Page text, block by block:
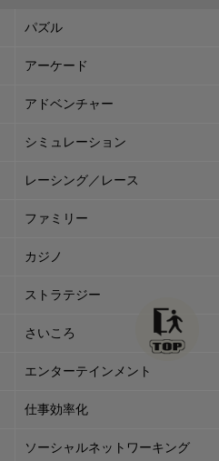
パズル
アーケード
アドベンチャー
シミュレーション
レーシング／レース
ファミリー
カジノ
ストラテジー
さいころ
エンターテインメント
仕事効率化
ソーシャルネットワーキング